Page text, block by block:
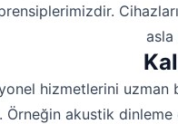
asla
hizmetlerini
Örneğin akustik dinleme